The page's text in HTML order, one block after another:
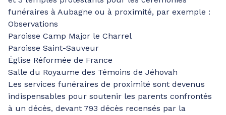
funéraires à Aubagne ou à proximité, par exemple :
Observations
Paroisse Camp Major le Charrel
Paroisse Saint-Sauveur
Église Réformée de France
Salle du Royaume des Témoins de Jéhovah
Les services funéraires de proximité sont devenus
indispensables pour soutenir les parents confrontés
à un décès, devant 793 décès recensés par la